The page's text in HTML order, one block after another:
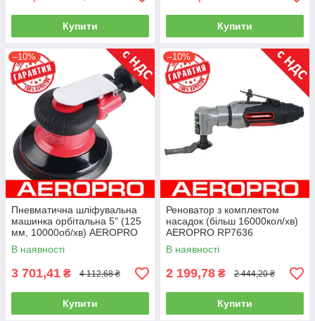
Купити Купити
–10%
Пневматична шліфувальна
машинка орбітальна 5" (125
мм, 10000об/хв) AEROPRO
RP7335s (шліфмашинка)
В наявності
3 701,41 ₴ 4 112,68 ₴
Купити
–10%
Реноватор з комплектом
насадок (більш 16000кол/хв)
AEROPRO RP7636
В наявності
2 199,78 ₴ 2 444,20 ₴
Купити